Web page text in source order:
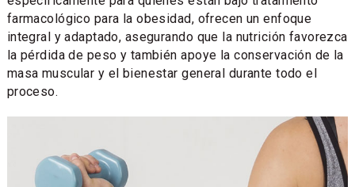
farmacológico para la obesidad, ofrecen un enfoque
integral y adaptado, asegurando que la nutrición favorezca
la pérdida de peso y también apoye la conservación de la
masa muscular y el bienestar general durante todo el
proceso.